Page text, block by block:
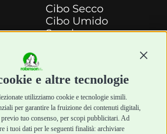
e altre tecnologie
utilizziamo cookie e tecnologie simili.
per garantire la fruizione dei contenuti digitali,
tuo consenso, per scopi pubblicitari. Ad
i tuoi dati per le seguenti finalità: archiviare
Cibo Secco
Cibo Umido
Snack e
Igiene e Pulizia
Accessori
Top Quality